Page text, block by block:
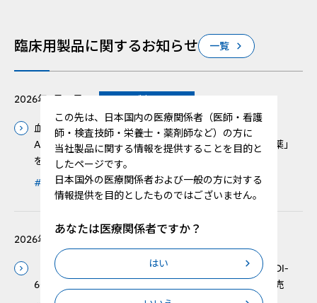
この先は、日本国内の医療関係者（医師・看護
師・検査技師・栄養士・薬剤師など）の方に
当社製品に関する情報を提供することを目的と
したページです。
日本国外の医療関係者および一般の方に対する
情報提供を目的としたものではございません。
あなたは医療関係者ですか？
はい
臨床用製品に関するお知らせ 一覧
2026年7月31日 製品
血栓性血小板減少性紫斑病（TTP）関連検査項目
ADAMTS13活性測定試薬「HISCL™ ADAMTS13活性試薬」
を発売
#臨床用製品
2026年6月20日
「塗抹標本作製装置 SP-50」、「血液像自動分析装置 DI-
60」ミッドスケールチェンジ（Mid-Scale change）発売